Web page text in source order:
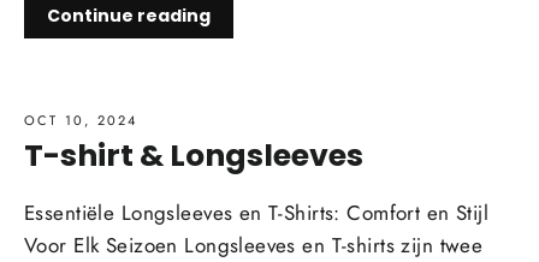
Continue reading
OCT 10, 2024
T-shirt & Longsleeves
Essentiële Longsleeves en T-Shirts: Comfort en Stijl
Voor Elk Seizoen Longsleeves en T-shirts zijn twee